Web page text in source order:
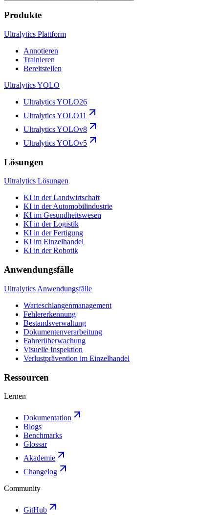
Produkte
Ultralytics Plattform
Annotieren
Trainieren
Bereitstellen
Ultralytics YOLO
Ultralytics YOLO26
Ultralytics YOLO11
Ultralytics YOLOv8
Ultralytics YOLOv5
Lösungen
Ultralytics Lösungen
KI in der Landwirtschaft
KI in der Automobilindustrie
KI im Gesundheitswesen
KI in der Logistik
KI in der Fertigung
KI im Einzelhandel
KI in der Robotik
Anwendungsfälle
Ultralytics Anwendungsfälle
Warteschlangenmanagement
Fehlererkennung
Bestandsverwaltung
Dokumentenverarbeitung
Fahrerüberwachung
Visuelle Inspektion
Verlustprävention im Einzelhandel
Ressourcen
Lernen
Dokumentation
Blogs
Benchmarks
Glossar
Akademie
Changelog
Community
GitHub